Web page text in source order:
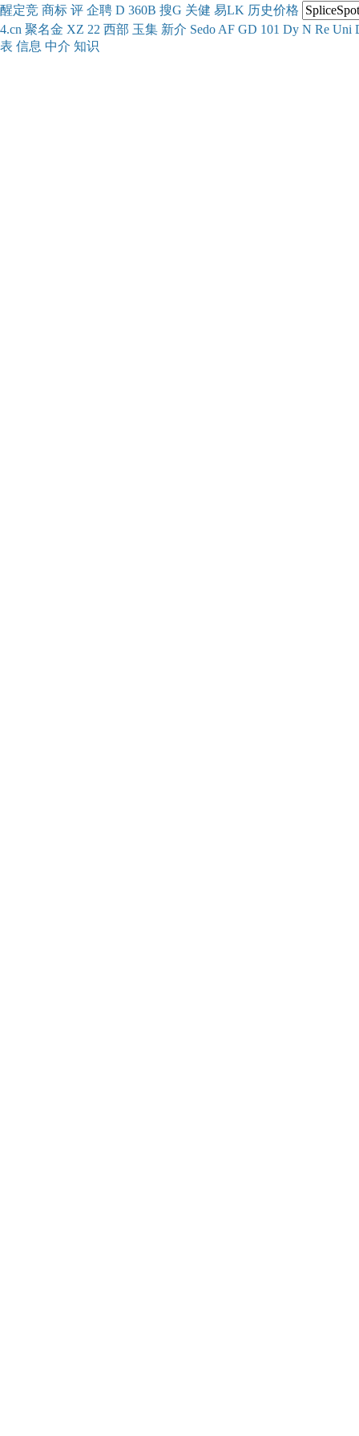
醒定竞 商标 评 企聘 D 360B 搜G 关健 易LK 历史价格
4.cn 聚名金 XZ 22 西部 玉集 新介 Sedo AF GD 101 Dy N Re Uni
表 信息 中介 知识